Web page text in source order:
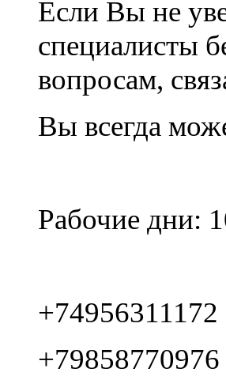
Если Вы не
специалисты
вопросам,
Вы всегда
Рабочие дни:
+74956311172
+79858770976